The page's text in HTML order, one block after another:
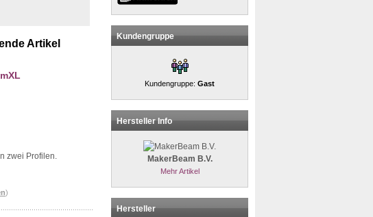
Artikel
zwei Profilen.
)
Kundengruppe
Kundengruppe: Gast
Hersteller Info
MakerBeam B.V.
Mehr Artikel
Hersteller